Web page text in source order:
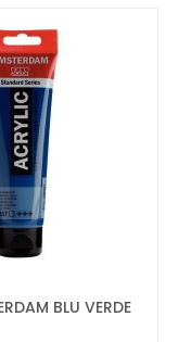
BLU VERDE